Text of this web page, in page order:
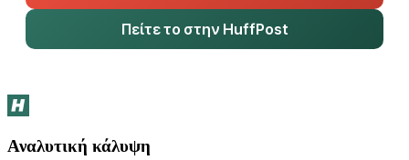
Πείτε το στην HuffPost
Αναλυτική κάλυψη